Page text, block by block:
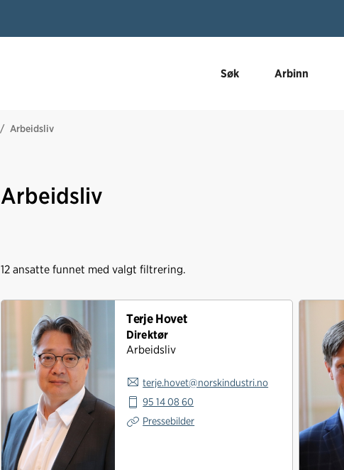
Søk Arbinn
Arbeidsliv
Arbeidsliv
12 ansatte funnet med valgt filtrering.
Terje Hovet
Direktør
Arbeidsliv
terje.hovet@norskindustri.no
95 14 08 60
Pressebilder